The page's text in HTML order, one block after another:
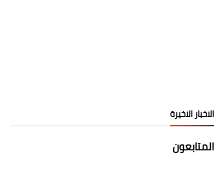
الاخبار الاخيرة
المتابعون